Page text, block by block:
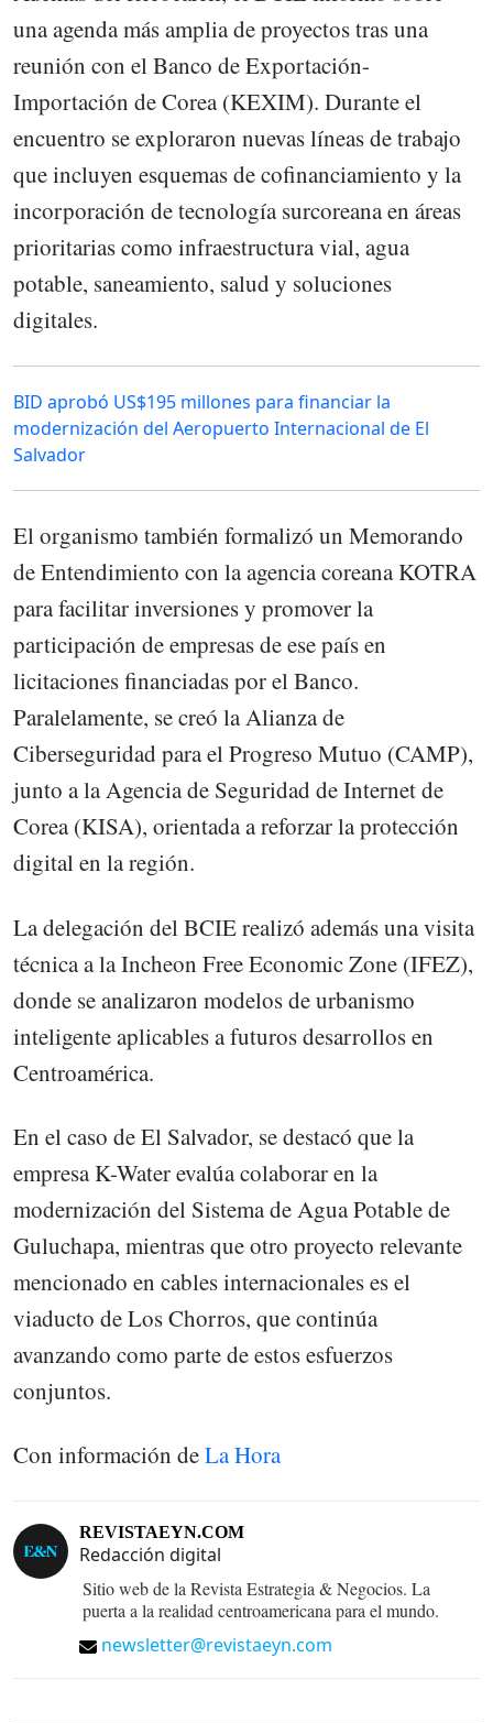
una agenda más amplia de proyectos tras una
reunión con el Banco de Exportación-
Importación de Corea (KEXIM). Durante el
encuentro se exploraron nuevas líneas de trabajo
que incluyen esquemas de cofinanciamiento y la
incorporación de tecnología surcoreana en áreas
prioritarias como infraestructura vial, agua
potable, saneamiento, salud y soluciones
digitales.
BID aprobó US$195 millones para financiar la
modernización del Aeropuerto Internacional de El
Salvador
El organismo también formalizó un Memorando
de Entendimiento con la agencia coreana KOTRA
para facilitar inversiones y promover la
participación de empresas de ese país en
licitaciones financiadas por el Banco.
Paralelamente, se creó la Alianza de
Ciberseguridad para el Progreso Mutuo (CAMP),
junto a la Agencia de Seguridad de Internet de
Corea (KISA), orientada a reforzar la protección
digital en la región.
La delegación del BCIE realizó además una visita
técnica a la Incheon Free Economic Zone (IFEZ),
donde se analizaron modelos de urbanismo
inteligente aplicables a futuros desarrollos en
Centroamérica.
En el caso de El Salvador, se destacó que la
empresa K-Water evalúa colaborar en la
modernización del Sistema de Agua Potable de
Guluchapa, mientras que otro proyecto relevante
mencionado en cables internacionales es el
viaducto de Los Chorros, que continúa
avanzando como parte de estos esfuerzos
conjuntos.
Con información deLa Hora
REVISTAEYN.COM
Redacción digital
Sitio web de la Revista Estrategia & Negocios. La
puerta a la realidad centroamericana para el mundo.
newsletter@revistaeyn.com